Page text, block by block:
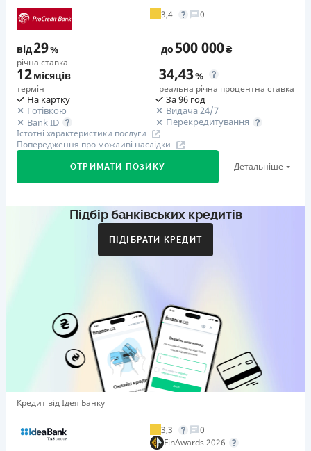
3,4 0
від29%
річна ставка
до500 000₴
12місяців
термін
34,43%
реальна річна процентна ставка
На картку
Готівкою
Bank ID
За 96 год
Видача 24/7
Перекредитування
Істотні характеристики послуги
Попередження про можливі наслідки
ОТРИМАТИ ПОЗИКУ Детальніше
Перший займ
вiд 29%/рік до 500 000 ₴
Додаткова комісія за дострокове погашення
Пеня у розмірі подвійної облікової ставки НБУ, що діяла
у період, за який сплачується пеня, від простроченої
Необхідні документи
Довідка про доходи ,Паспорт,ІПН
Вік
21 - 65 років
Підбір банківських кредитів
ПІДІБРАТИ КРЕДИТ
Кредит від Ідея Банку
3,3
0
FinAwards 2026